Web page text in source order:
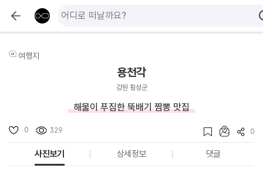
여행지
용천각
강원 횡성군
해물이 푸짐한 뚝배기 짬뽕 맛집
0 329 0
사진보기 상세정보 댓글